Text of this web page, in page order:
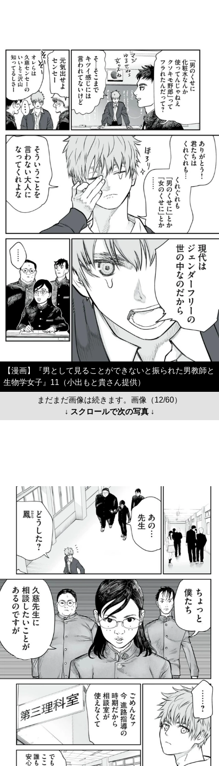
【漫画】『男として見ることができないと振られた男教師と
生物学女子』11（小出もと貴さん提供）
まだまだ画像は続きます。画像（12/60）
↓ スクロールで次の写真 ↓